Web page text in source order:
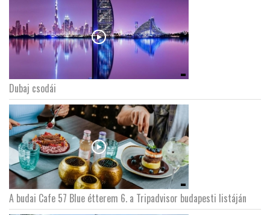
Dubaj csodái
A budai Cafe 57 Blue étterem 6. a Tripadvisor budapesti listáján